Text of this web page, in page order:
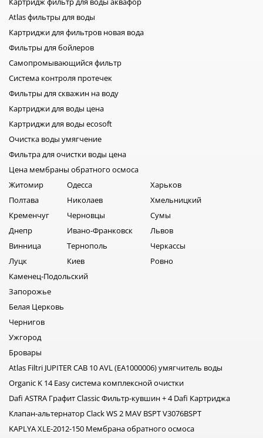
соединительную трубку и накопительную ёмкость,
необходимо добавить по 40 капель 35% перекиси
водорода, залить наполовину водой. Через 5-7 минут
данный раствор необходимо слить с накопительного бака.
Восстановление подключения. После проведенной
дезинфекции, необходимо восстановить подачу воды, и
прочие подключения, чтобы система могла снова
нормально функционировать. Как часто необходимо
проводить промывку бака Как за любой вещью, за
накопительным баком тоже необходим уход, это в свою
накопительного бака необходимо проводить раз в 1 год,
или даже в полгода. Так ваша система очистки воды, будет
качественно выполнять свои функции.
Atlas фильтры для воды
Картриджи для фильтров новая вода
Фильтры для бойлеров
Самопромывающийся фильтр
Система контроля протечек
Фильтры для скважин на воду
Картриджи для воды цена
Картриджи для воды ecosoft
Очистка воды умягчение
Фильтра для очистки воды цена
Цена мембраны обратного осмоса
Житомир
Полтава
Кременчуг
Днепр
Винница
Луцк
Одесса
Николаев
Черновцы
Ивано-Франковск
Тернополь
Киев
Харьков
Хмельницкий
Сумы
Львов
Черкассы
Ровно
Каменец-Подольский
Запорожье
Белая Церковь
Чернигов
Ужгород
Бровары
Atlas Filtri JUPITER CAB 10 AVL (EA1000006) умягчитель воды
Organic K 14 Easy система комплексной очистки
Dafi ASTRA Графит Classic Фильтр-кувшин + 4 Dafi Картриджа
Клапан-альтернатор Clack WS 2 MAV BSPT V3076BSPT
KAPLYA XLE-2012-150 Мембрана обратного осмоса